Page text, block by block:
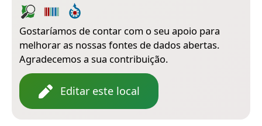
Gostaríamos de contar com o seu apoio para
melhorar as nossas fontes de dados abertas.
Agradecemos a sua contribuição.
Editar este local